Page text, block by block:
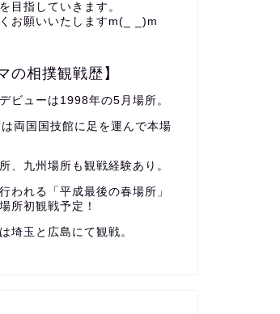
目指していきます。
お願いいたしますm(_ _)m
の相撲観戦歴】
ビューは1998年の5月場所。
は両国国技館に足を運んで本場
、九州場所も観戦経験あり。
われる「平成最後の春場所」
所初観戦予定！
埼玉と広島にて観戦。